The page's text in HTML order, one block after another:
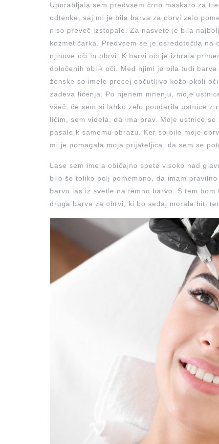
Uporabljala sem predvsem črno maskaro za
odtenke, saj mi je bila barva za obrvi zelo
niso preveč izstopale. Za nasvete je bila
kozmetičarka. Predvsem se je osredotočila
njihove oči in obrvi. K barvi oči je izbrala
določenih oblik oči. Med njimi je bila tudi
ženske so imele precej občutljivo kožo okoli
zadeva ličenja. Po njenem mnenju, moje
všeč, če sem si lahko zelo poudarila ustnice z
ličim, sem videla, da ima prav. Moje ustnice
pasale k samemu obrazu. Ker so bile moje
mi je pomagala moja prijateljica, da sem se
Lase sem imela običajno spete visoko nad
bilo še toliko bolj pomembno, da imam
barvo las iz svetle na temno barvo. S tem
druga barva za obrvi, ki bo sedaj morala biti